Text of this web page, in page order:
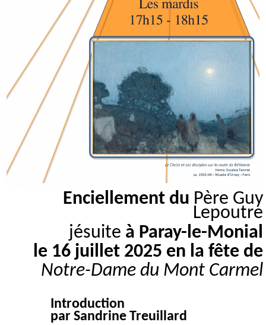
Enciellement du Père Guy
Lepoutre
jésuite à Paray-le-Monial
le 16 juillet 2025 en la fête de
Notre-Dame du Mont Carmel
Introduction
par Sandrine Treuillard